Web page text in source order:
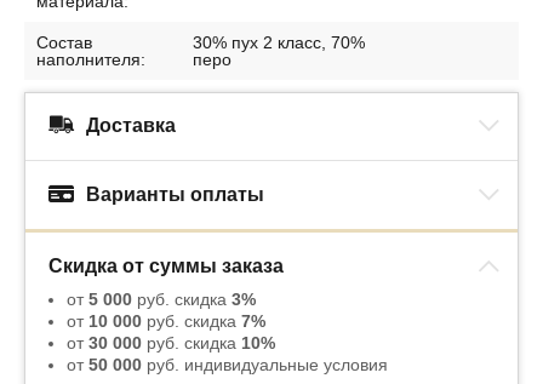
Состав
наполнителя:
30% пух 2 класс, 70%
перо
Доставка
Варианты оплаты
Скидка от суммы заказа
от5 000 руб. скидка 3%
от 10 000 руб. скидка 7%
от30 000 руб. скидка 10%
от50 000 руб. индивидуальные условия